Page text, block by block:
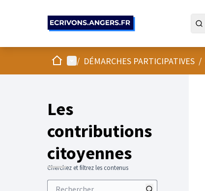
AccueilMenu principal
/ DÉMARCHES PARTICIPATIVES /
Les
contributions
citoyennes
Cherchez et filtrez les contenus